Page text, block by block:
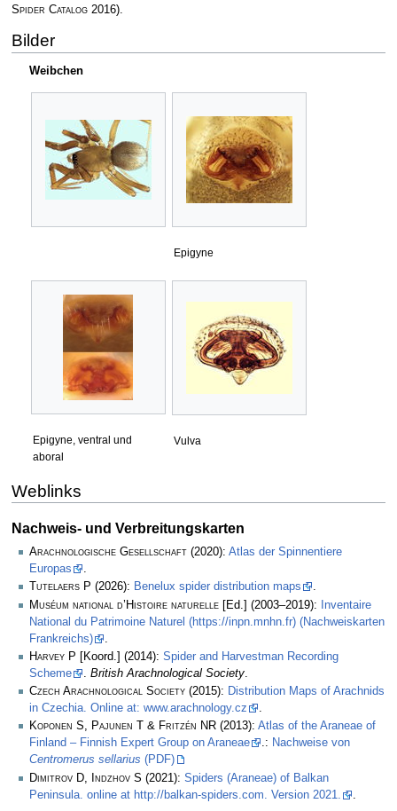
Spider Catalog2016).
Bilder
Weibchen
Epigyne
Epigyne, ventral und
aboral
Vulva
Weblinks
Nachweis- und Verbreitungskarten
Arachnologische Gesellschaft (2020): Atlas der Spinnentiere
Europas
.
Tutelaers P (2026): Benelux spider distribution maps
.
Muséum national d’Histoire naturelle [Ed.] (2003–2019):
Inventaire
National du Patrimoine Naturel (https://inpn.mnhn.fr) (Nachweiskarten
Frankreichs)
Harvey P [Koord.] (2014): Spider and Harvestman Recording
Scheme
. British Arachnological Society.
Czech Arachnological Society (2015): Distribution Maps of Arachnids
in Czechia. Online at: www.arachnology.cz
.
Koponen S, Pajunen T & Fritzén NR (2013): Atlas of the Araneae of
Finland – Finnish Expert Group on Araneae
.: Nachweise von
Centromerus sellarius (PDF)
Dimitrov D, Indzhov S (2021): Spiders (Araneae) of Balkan
Peninsula. online at http://balkan-spiders.com. Version 2021.